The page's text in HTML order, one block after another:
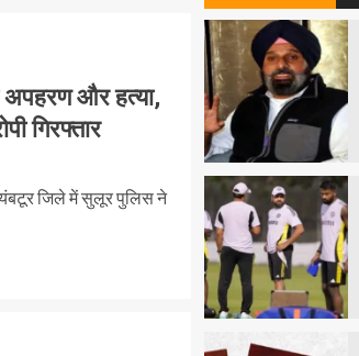
अपहरण और हत्या,
गिरफ्तार
जिले में सुलूर पुलिस ने